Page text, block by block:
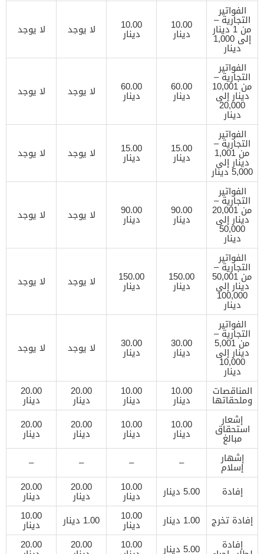
الفواتير
التجارية –
من 1 دينار
إلى 1,000
دينار
10.00
دينار
10.00
دينار لا يوجد لا يوجد
الفواتير
التجارية –
من 10,001
دينار إلى
20,000
دينار
60.00
دينار
60.00
دينار لا يوجد لا يوجد
الفواتير
التجارية –
من 1,001
دينار إلى
5,000 دينار
15.00
دينار
15.00
دينار لا يوجد لا يوجد
الفواتير
التجارية –
من 20,001
دينار إلى
50,000
دينار
90.00
دينار
90.00
دينار لا يوجد لا يوجد
الفواتير
التجارية –
من 50,001
دينار إلى
100,000
دينار
150.00
دينار
150.00
دينار لا يوجد لا يوجد
الفواتير
التجارية –
من 5,001
دينار إلى
10,000
دينار
30.00
دينار
30.00
دينار لا يوجد لا يوجد
المناقصات
وملحقاتها
10.00
دينار
10.00
دينار
20.00
دينار
20.00
دينار
إشعار
استحقاق
مبالغ
10.00
دينار
10.00
دينار
20.00
دينار
20.00
دينار
إشهار
إسلام –
–
–
–
إفادة
5.00 دينار 10.00
دينار
20.00
دينار
20.00
دينار
إفادة تخرج
1.00 دينار 10.00
دينار 1.00 دينار 10.00
دينار
إفادة
5.00 دينار 10.00
20.00
20.00